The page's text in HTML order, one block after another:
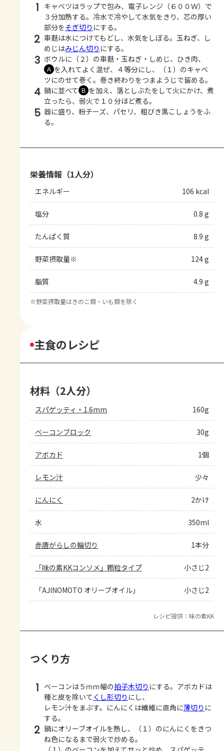
1 キャベツはラップで包み、電子レンジ（６００Ｗ）で
３分加熱する。冷水で冷やして水気をきり、芯の厚い
部分をそぎ切り にする。
2 車麩は水につけてもどし、水気をしぼる。玉ねぎ、し
めじはみじん切り にする。
3 ボウルに（２）の車麩・玉ねぎ・しめじ、ひき肉、
Ａ を入れてよく混ぜ、４等分にし、（１）のキャベ
ツにのせて巻く。巻き終わりをつまようじで留める。
4 鍋に並べて Ｂ を加え、落としぶたをして火にかけ、煮
立ったら、弱火で１０分ほど煮る。
5 器に盛り、粉チーズ、パセリ、粗びき黒こしょうをふ
る。
栄養情報（1人分）
エネルギー 106 kcal
塩分 0.8 g
たんぱく質 8.9 g
野菜摂取量※ 124 g
脂質 4.9 g
※野菜摂取量はきのこ類・いも類を除く
主食のレシピ
材料（2人分）
スパゲッティ・1.6mm 160g
ベーコンブロック 30g
アボカド 1個
レモン汁 少々
にんにく 2かけ
水 350ml
赤唐がらしの輪切り 1本分
「味の素KKコンソメ」顆粒タイプ 小さじ2
「AJINOMOTO オリーブオイル」 小さじ2
レシピ提供：味の素KK
つくり方
1 ベーコンは５ｍｍ幅の拍子木切り にする。アボカドは
種と皮を除いて くし形切り にし、
レモン汁をまぶす。にんにくは繊維に直角に薄切り に
する。
2 鍋にオリーブオイルを熱し、（１）のにんにくをきつ
ね色になるまで弱火で炒める。